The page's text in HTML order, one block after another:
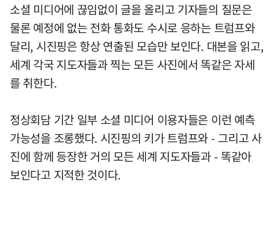
소셜 미디어에 끊임없이 글을 올리고 기자들의 질문은
물론 예정에 없는 전화 통화도 수시로 응하는 트럼프와
달리, 시진핑은 항상 연출된 모습만 보인다. 대본을 읽고,
세계 각국 지도자들과 찍는 모든 사진에서 똑같은 자세
를 취한다.
정상회담 기간 일부 소셜 미디어 이용자들은 이런 예측
가능성을 조롱했다. 시진핑의 키가 트럼프와 - 그리고 사
진에 함께 등장한 거의 모든 세계 지도자들과 - 똑같아
보인다고 지적한 것이다.